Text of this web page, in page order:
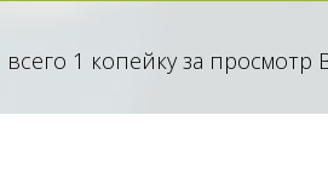
1 копейку за